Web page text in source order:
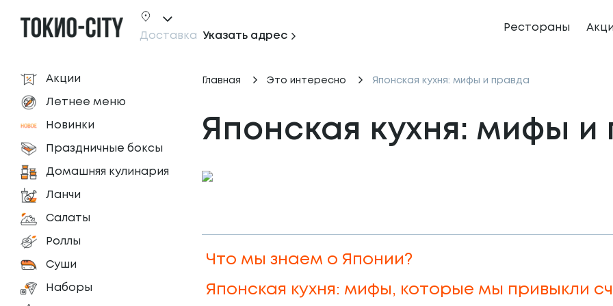
Доставка Указать адрес
Рестораны
Акции
Летнее меню
Новинки
Праздничные боксы
Домашняя кулинария
Ланчи
Салаты
Роллы
Суши
Наборы
Главная Это интересно Японская кухня: мифы и правда
Японская кухня: мифы и
Что мы знаем о Японии?
Японская кухня: мифы, которые мы привыкли